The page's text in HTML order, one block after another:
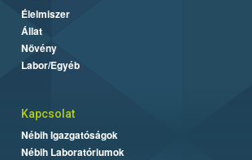
Élelmiszer
Állat
Növény
Labor/Egyéb
Kapcsolat
Nébih Igazgatóságok
Nébih Laboratóriumok